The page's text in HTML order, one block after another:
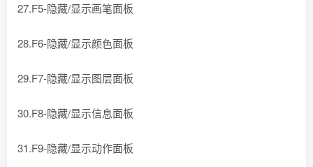
27.F5-隐藏/显示画笔面板
28.F6-隐藏/显示颜色面板
29.F7-隐藏/显示图层面板
30.F8-隐藏/显示信息面板
31.F9-隐藏/显示动作面板